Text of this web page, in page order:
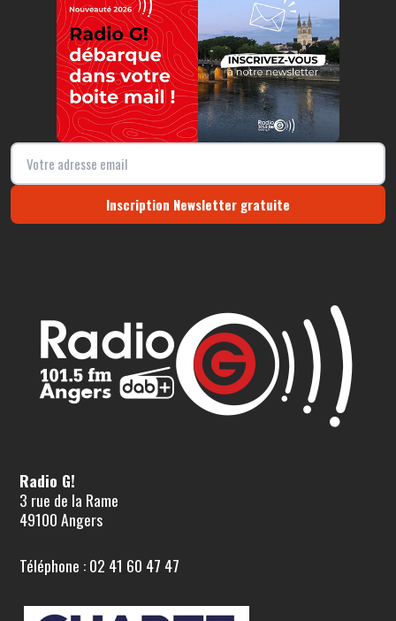
Inscription Newsletter gratuite
Radio G!
3 rue de la Rame
49100 Angers
Téléphone : 02 41 60 47 47